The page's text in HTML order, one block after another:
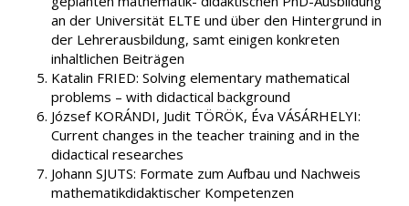
an der Universität ELTE und über den Hintergrund in
der Lehrerausbildung, samt einigen konkreten
inhaltlichen Beiträgen
Katalin FRIED: Solving elementary mathematical
problems – with didactical background
József KORÁNDI, Judit TÖRÖK, Éva VÁSÁRHELYI:
Current changes in the teacher training and in the
didactical researches
Johann SJUTS: Formate zum Aufbau und Nachweis
mathematikdidaktischer Kompetenzen